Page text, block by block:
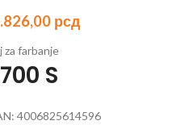
рсд
za farbanje
S
4006825614596